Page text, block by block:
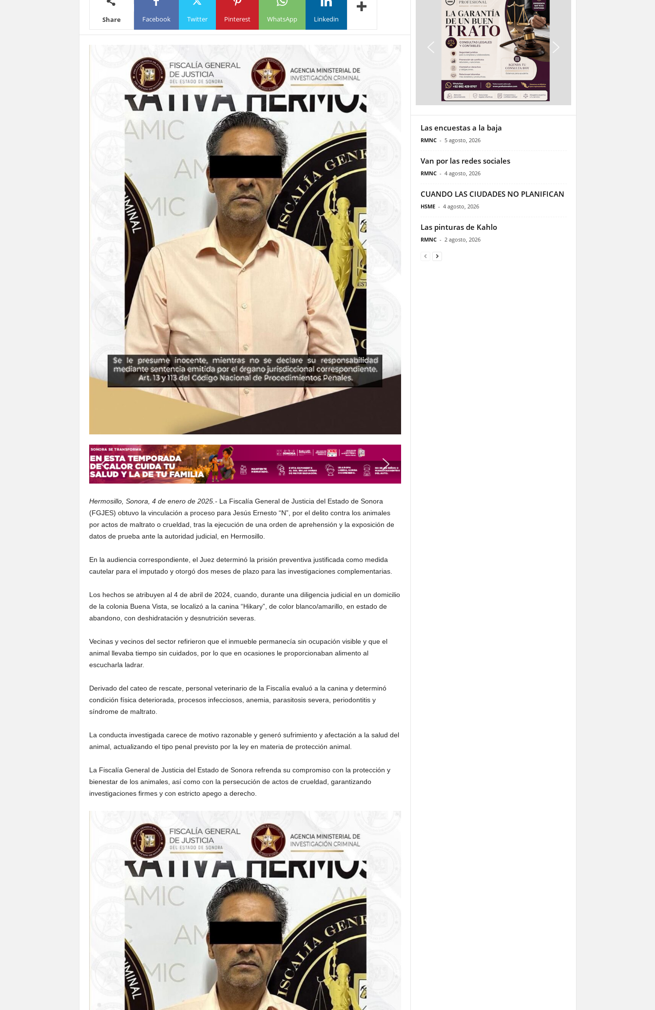
Share Facebook Twitter Pinterest WhatsApp Linkedin
Hermosillo, Sonora, 4 de enero de 2025.-La Fiscalía General de Justicia del Estado de Sonora
(FGJES) obtuvo la vinculación a proceso para Jesús Ernesto “N”, por el delito contra los animales
por actos de maltrato o crueldad, tras la ejecución de una orden de aprehensión y la exposición de
datos de prueba ante la autoridad judicial, en Hermosillo.
En la audiencia correspondiente, el Juez determinó la prisión preventiva justificada como medida
cautelar para el imputado y otorgó dos meses de plazo para las investigaciones complementarias.
Los hechos se atribuyen al 4 de abril de 2024, cuando, durante una diligencia judicial en un domicilio
de la colonia Buena Vista, se localizó a la canina “Hikary”, de color blanco/amarillo, en estado de
abandono, con deshidratación y desnutrición severas.
Vecinas y vecinos del sector refirieron que el inmueble permanecía sin ocupación visible y que el
animal llevaba tiempo sin cuidados, por lo que en ocasiones le proporcionaban alimento al
escucharla ladrar.
Derivado del cateo de rescate, personal veterinario de la Fiscalía evaluó a la canina y determinó
condición física deteriorada, procesos infecciosos, anemia, parasitosis severa, periodontitis y
síndrome de maltrato.
La conducta investigada carece de motivo razonable y generó sufrimiento y afectación a la salud del
animal, actualizando el tipo penal previsto por la ley en materia de protección animal.
La Fiscalía General de Justicia del Estado de Sonora refrenda su compromiso con la protección y
bienestar de los animales, así como con la persecución de actos de crueldad, garantizando
investigaciones firmes y con estricto apego a derecho.
Las encuestas a la baja
RMNC - 5 agosto, 2026
Van por las redes sociales
RMNC - 4 agosto, 2026
CUANDO LAS CIUDADES NO PLANIFICAN
HSME - 4 agosto, 2026
Las pinturas de Kahlo
RMNC - 2 agosto, 2026